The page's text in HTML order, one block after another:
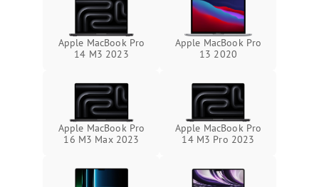
Apple MacBook Pro
14 M3 2023
Apple MacBook Pro
13 2020
Apple MacBook Pro
16 M3 Max 2023
Apple MacBook Pro
14 M3 Pro 2023